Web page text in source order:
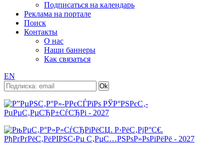
Подписаться на календарь
Реклама на портале
Поиск
Контакты
О нас
Наши баннеры
Как связаться
EN